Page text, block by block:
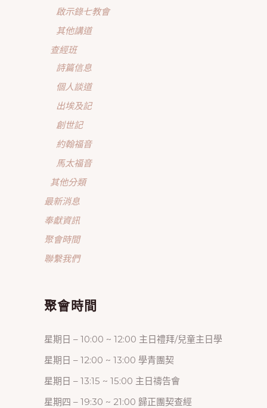
啟示錄七教會
其他講道
查經班
詩篇信息
個人談道
出埃及記
創世記
約翰福音
馬太福音
其他分類
最新消息
奉獻資訊
聚會時間
聯繫我們
聚會時間
星期日 – 10:00 ~ 12:00 主日禮拜/兒童主日學
星期日 – 12:00 ~ 13:00 學青團契
星期日 – 13:15 ~ 15:00 主日禱告會
星期四 – 19:30 ~ 21:00 歸正團契查經